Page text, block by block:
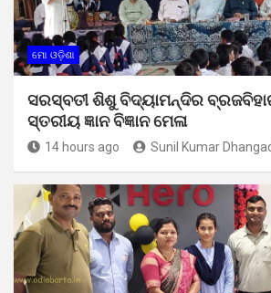
ମୋ ଓଡ଼ିଶା
ସରସ୍ବତୀ ଶିଶୁ ବିଦ୍ୟାମନ୍ଦିର
ସ୍ତରୀୟ ଜ୍ଞାନ ବିଜ୍ଞାନ ମେଳା
14 hours ago Sunil Kumar